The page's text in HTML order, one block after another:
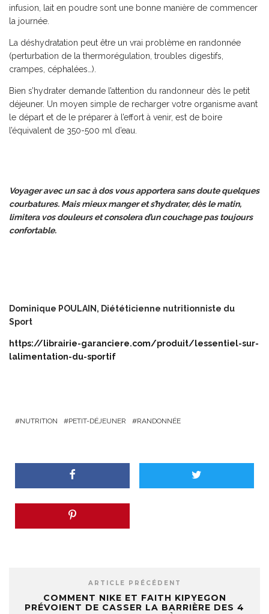
infusion, lait en poudre sont une bonne manière de commencer
la journée.
La déshydratation peut être un vrai problème en randonnée
(perturbation de la thermorégulation, troubles digestifs,
crampes, céphalées…).
Bien s’hydrater demande l’attention du randonneur dès le petit
déjeuner. Un moyen simple de recharger votre organisme avant
le départ et de le préparer à l’effort à venir, est de boire
l’équivalent de 350-500 ml d’eau.
Voyager avec un sac à dos vous apportera sans doute quelques
courbatures. Mais mieux manger et s’hydrater, dès le matin,
limitera vos douleurs et consolera d’un couchage pas toujours
confortable.
Dominique POULAIN, Diététicienne nutritionniste du
Sport
https://librairie-garanciere.com/produit/lessentiel-sur-
lalimentation-du-sportif
NUTRITION PETIT-DÉJEUNER RANDONNÉE
ARTICLE PRÉCÉDENT
COMMENT NIKE ET FAITH KIPYEGON
PRÉVOIENT DE CASSER LA BARRIÈRE DES 4